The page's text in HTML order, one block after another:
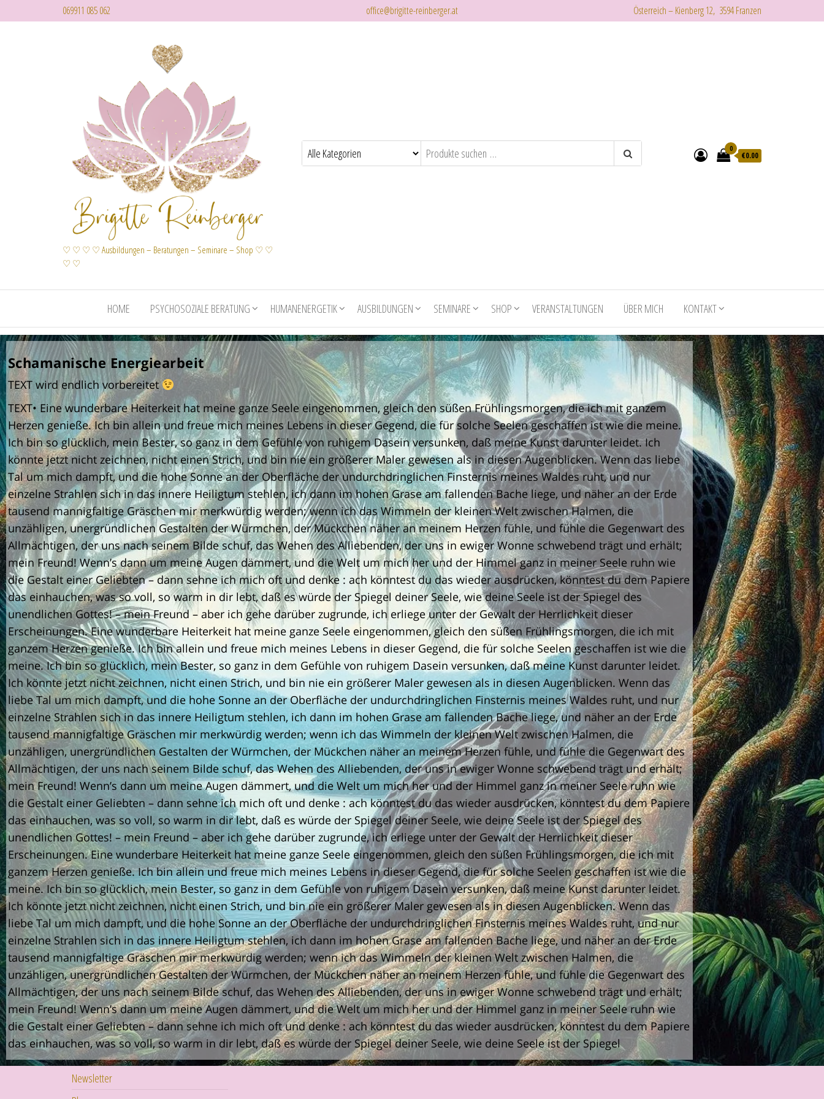
069911 085 062 office@brigitte-reinberger.at Österreich – Kienberg 12, 3594 Franzen
♡ ♡ ♡ ♡ Ausbildungen – Beratungen – Seminare – Shop ♡ ♡
♡ ♡
0
€0.00
HOME PSYCHOSOZIALE BERATUNG HUMANENERGETIK AUSBILDUNGEN SEMINARE SHOP VERANSTALTUNGEN ÜBER MICH KONTAKT
Schamanische Energiearbeit
Schamanische Energiearbeit
TEXT wird endlich vorbereitet
TEXT• Eine wunderbare Heiterkeit hat meine ganze Seele eingenommen, gleich den süßen Frühlingsmorgen, die ich mit ganzem
Herzen genieße. Ich bin allein und freue mich meines Lebens in dieser Gegend, die für solche Seelen geschaffen ist wie die meine.
Ich bin so glücklich, mein Bester, so ganz in dem Gefühle von ruhigem Dasein versunken, daß meine Kunst darunter leidet. Ich
könnte jetzt nicht zeichnen, nicht einen Strich, und bin nie ein größerer Maler gewesen als in diesen Augenblicken. Wenn das liebe
Tal um mich dampft, und die hohe Sonne an der Oberfläche der undurchdringlichen Finsternis meines Waldes ruht, und nur
einzelne Strahlen sich in das innere Heiligtum stehlen, ich dann im hohen Grase am fallenden Bache liege, und näher an der Erde
tausend mannigfaltige Gräschen mir merkwürdig werden; wenn ich das Wimmeln der kleinen Welt zwischen Halmen, die
unzähligen, unergründlichen Gestalten der Würmchen, der Mückchen näher an meinem Herzen fühle, und fühle die Gegenwart des
Allmächtigen, der uns nach seinem Bilde schuf, das Wehen des Alliebenden, der uns in ewiger Wonne schwebend trägt und erhält;
mein Freund! Wenn’s dann um meine Augen dämmert, und die Welt um mich her und der Himmel ganz in meiner Seele ruhn wie
die Gestalt einer Geliebten – dann sehne ich mich oft und denke : ach könntest du das wieder ausdrücken, könntest du dem Papiere
das einhauchen, was so voll, so warm in dir lebt, daß es würde der Spiegel deiner Seele, wie deine Seele ist der Spiegel des
unendlichen Gottes! – mein Freund – aber ich gehe darüber zugrunde, ich erliege unter der Gewalt der Herrlichkeit dieser
Erscheinungen. Eine wunderbare Heiterkeit hat meine ganze Seele eingenommen, gleich den süßen Frühlingsmorgen, die ich mit
ganzem Herzen genieße. Ich bin allein und freue mich meines Lebens in dieser Gegend, die für solche Seelen geschaffen ist wie die
meine. Ich bin so glücklich, mein Bester, so ganz in dem Gefühle von ruhigem Dasein versunken, daß meine Kunst darunter leidet.
Ich könnte jetzt nicht zeichnen, nicht einen Strich, und bin nie ein größerer Maler gewesen als in diesen Augenblicken. Wenn das
liebe Tal um mich dampft, und die hohe Sonne an der Oberfläche der undurchdringlichen Finsternis meines Waldes ruht, und nur
einzelne Strahlen sich in das innere Heiligtum stehlen, ich dann im hohen Grase am fallenden Bache liege, und näher an der Erde
tausend mannigfaltige Gräschen mir merkwürdig werden; wenn ich das Wimmeln der kleinen Welt zwischen Halmen, die
unzähligen, unergründlichen Gestalten der Würmchen, der Mückchen näher an meinem Herzen fühle, und fühle die Gegenwart des
Allmächtigen, der uns nach seinem Bilde schuf, das Wehen des Alliebenden, der uns in ewiger Wonne schwebend trägt und erhält;
mein Freund! Wenn’s dann um meine Augen dämmert, und die Welt um mich her und der Himmel ganz in meiner Seele ruhn wie
die Gestalt einer Geliebten – dann sehne ich mich oft und denke : ach könntest du das wieder ausdrücken, könntest du dem Papiere
das einhauchen, was so voll, so warm in dir lebt, daß es würde der Spiegel deiner Seele, wie deine Seele ist der Spiegel des
unendlichen Gottes! – mein Freund – aber ich gehe darüber zugrunde, ich erliege unter der Gewalt der Herrlichkeit dieser
Erscheinungen. Eine wunderbare Heiterkeit hat meine ganze Seele eingenommen, gleich den süßen Frühlingsmorgen, die ich mit
ganzem Herzen genieße. Ich bin allein und freue mich meines Lebens in dieser Gegend, die für solche Seelen geschaffen ist wie die
meine. Ich bin so glücklich, mein Bester, so ganz in dem Gefühle von ruhigem Dasein versunken, daß meine Kunst darunter leidet.
Ich könnte jetzt nicht zeichnen, nicht einen Strich, und bin nie ein größerer Maler gewesen als in diesen Augenblicken. Wenn das
liebe Tal um mich dampft, und die hohe Sonne an der Oberfläche der undurchdringlichen Finsternis meines Waldes ruht, und nur
einzelne Strahlen sich in das innere Heiligtum stehlen, ich dann im hohen Grase am fallenden Bache liege, und näher an der Erde
tausend mannigfaltige Gräschen mir merkwürdig werden; wenn ich das Wimmeln der kleinen Welt zwischen Halmen, die
unzähligen, unergründlichen Gestalten der Würmchen, der Mückchen näher an meinem Herzen fühle, und fühle die Gegenwart des
Allmächtigen, der uns nach seinem Bilde schuf, das Wehen des Alliebenden, der uns in ewiger Wonne schwebend trägt und erhält;
mein Freund! Wenn’s dann um meine Augen dämmert, und die Welt um mich her und der Himmel ganz in meiner Seele ruhn wie
die Gestalt einer Geliebten – dann sehne ich mich oft und denke : ach könntest du das wieder ausdrücken, könntest du dem Papiere
das einhauchen, was so voll, so warm in dir lebt, daß es würde der Spiegel deiner Seele, wie deine Seele ist der Spiegel
Newsletter